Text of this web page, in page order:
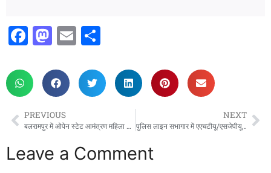
F
c
e
b
o
o
M
st
o
d
o
n
E
ai
l
ar
e
PREVIOUS
बलरामपुर में ओपेन स्टेट आमंत्रण महिला हॉकी प्रतियोगिता का भव्य आगाज
NEXT
पुलिस लाइन सभागार में एएचटीयू/एसजेपीयू की मासिक समन्वय बैठक संपन्न
Leave a Comment